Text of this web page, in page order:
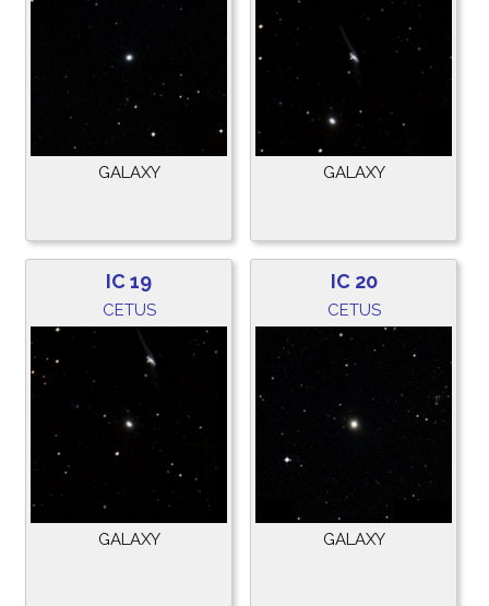
GALAXY GALAXY
IC 19
CETUS
GALAXY
IC 20
CETUS
GALAXY